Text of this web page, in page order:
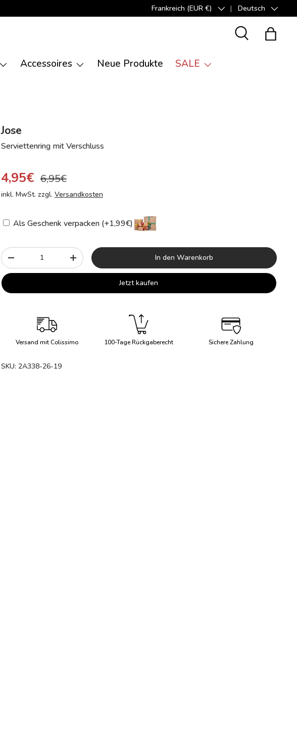
Land/Region
Frankreich (EUR €) SpracheDeutsch
Suche
Accessoires Neue Produkte SALE
Jose
Serviettenring mit Verschluss
4,95€ 6,95€
inkl. MwSt. zzgl. Versandkosten
Als Geschenk verpacken (+1,99€)
Anzahl
-
+ In den Warenkorb
Jetzt kaufen
Versand mit Colissimo 100-Tage Rückgaberecht Sichere Zahlung
SKU: 2A338-26-19